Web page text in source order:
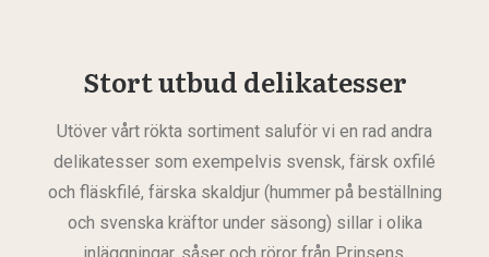
Stort utbud delikatesser
Utöver vårt rökta sortiment saluför vi en rad andra
delikatesser som exempelvis svensk, färsk oxfilé
och fläskfilé, färska skaldjur (hummer på beställning
och svenska kräftor under säsong) sillar i olika